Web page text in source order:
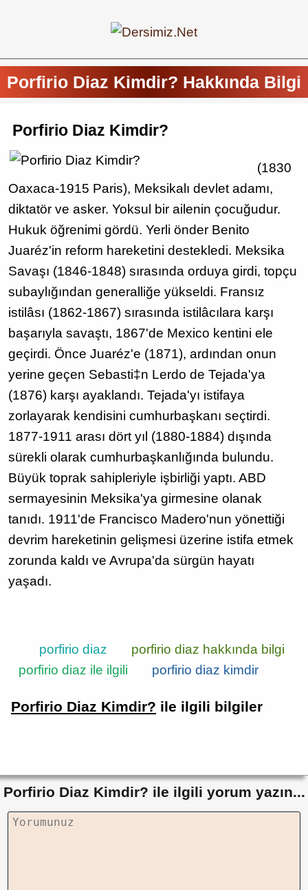
Porfirio Diaz Kimdir? Hakkında Bilgi
Porfirio Diaz Kimdir?
(1830
Oaxaca-1915 Paris), Meksikalı devlet adamı,
diktatör ve asker. Yoksul bir ailenin çocuğudur.
Hukuk öğrenimi gördü. Yerli önder Benito
Juaréz'in reform hareketini destekledi. Meksika
Savaşı (1846-1848) sırasında orduya girdi, topçu
subaylığından generalliğe yükseldi. Fransız
istilâsı (1862-1867) sırasında istilâcılara karşı
başarıyla savaştı, 1867'de Mexico kentini ele
geçirdi. Önce Juaréz'e (1871), ardından onun
yerine geçen Sebasti‡n Lerdo de Tejada'ya
(1876) karşı ayaklandı. Tejada'yı istifaya
zorlayarak kendisini cumhurbaşkanı seçtirdi.
1877-1911 arası dört yıl (1880-1884) dışında
sürekli olarak cumhurbaşkanlığında bulundu.
Büyük toprak sahipleriyle işbirliği yaptı. ABD
sermayesinin Meksika'ya girmesine olanak
tanıdı. 1911'de Francisco Madero'nun yönettiği
devrim hareketinin gelişmesi üzerine istifa etmek
zorunda kaldı ve Avrupa'da sürgün hayatı
yaşadı.
porfirio diaz
porfirio diaz hakkında bilgi
porfirio diaz ile ilgili
porfirio diaz kimdir
Porfirio Diaz Kimdir? ile ilgili bilgiler
Porfirio Diaz Kimdir? ile ilgili yorum yazın...